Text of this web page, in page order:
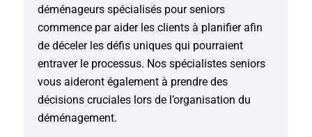
déménageurs spécialisés pour seniors
commence par aider les clients à planifier afin
de déceler les défis uniques qui pourraient
entraver le processus. Nos spécialistes seniors
vous aideront également à prendre des
décisions cruciales lors de l’organisation du
déménagement.